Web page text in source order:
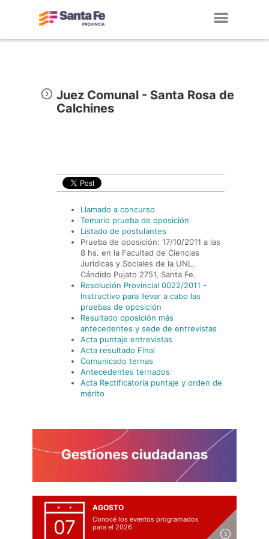
Juez Comunal - Santa Rosa de
Calchines
Llamado a concurso
Temario prueba de oposición
Listado de postulantes
Prueba de oposición: 17/10/2011 a las
8 hs. en la Facultad de Ciencias
Jurídicas y Sociales de la UNL,
Cándido Pujato 2751, Santa Fe.
Resolución Provincial 0022/2011 -
Instructivo para llevar a cabo las
pruebas de oposición
Resultado oposición más
antecedentes y sede de entrevistas
Acta puntaje entrevistas
Acta resultado Final
Comunicado ternas
Antecedentes ternados
Acta Rectificatoria puntaje y orden de
mérito
07
AGOSTO
Conocé los eventos programados
para el 2026